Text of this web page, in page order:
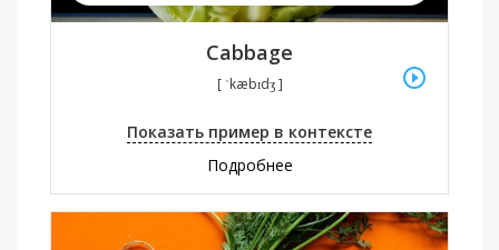
Cabbage
[ ˈkæbɪdʒ ]
Показать пример в контексте
Подробнее